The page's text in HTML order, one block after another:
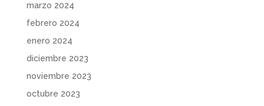
marzo 2024
febrero 2024
enero 2024
diciembre 2023
noviembre 2023
octubre 2023